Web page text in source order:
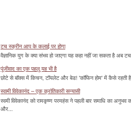
टच स्क्रीन आप के कलाई पर होगा
वैज्ञानिक युग के क्या संभव हो जाएगा यह कहा नहीं जा सकता है अब
पूंजीवाद का एक पहलू यह भी है
छोटे से बॉक्‍स में किचन, टॉयलेट और बेड! 'कॉफिन होम' में कैसे रहती
स्वामी विवेकानंद – एक क्रांतिकारी सन्यासी
स्वमी विवेकानंद को रामकृष्ण परमहंस ने पहली बार समाधि का
और...